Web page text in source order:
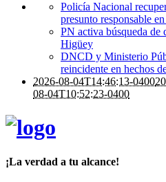
Policía Nacional
presunto responsable
PN activa búsqueda de
Higüey
DNCD y Ministerio
reincidente en hechos
2026-08-04T14:46:13-0400
08-04T10:52:23-0400
¡La verdad a tu alcance!